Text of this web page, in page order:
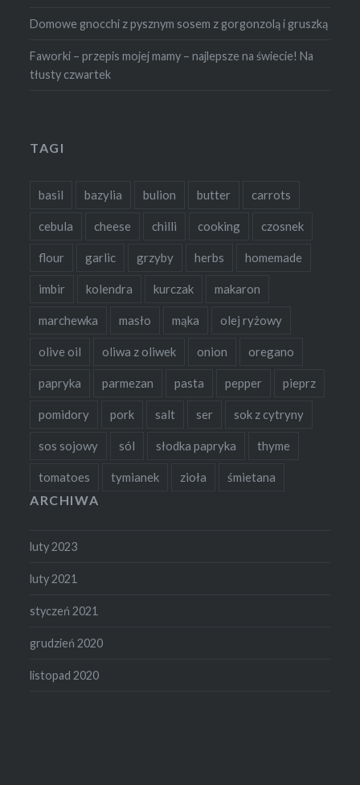
Domowe gnocchi z pysznym sosem z gorgonzolą i gruszką
Faworki – przepis mojej mamy – najlepsze na świecie! Na
tłusty czwartek
TAGI
basil bazylia bulion butter carrots
cebula cheese chilli cooking czosnek
flour garlic grzyby herbs homemade
imbir kolendra kurczak makaron
marchewka masło mąka olej ryżowy
olive oil oliwa z oliwek onion oregano
papryka parmezan pasta pepper pieprz
pomidory pork salt ser sok z cytryny
sos sojowy sól słodka papryka thyme
tomatoes tymianek zioła śmietana
ARCHIWA
luty 2023
luty 2021
styczeń 2021
grudzień 2020
listopad 2020